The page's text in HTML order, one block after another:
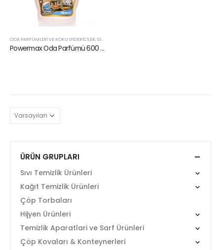
ODA PARFÜMLERI VE KOKU GIDERICILER,SIVI TEMIZLIK ÜRÜNLERI
Powermax Oda Parfümü 600 ml
ÜRÜN GRUPLARI
Sıvı Temizlik Ürünleri
Kağıt Temizlik Ürünleri
Çöp Torbaları
Hijyen Ürünleri
Temizlik Aparatlari ve Sarf Ürünleri
Çöp Kovaları & Konteynerleri